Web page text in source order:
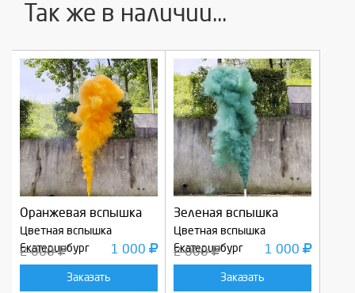
Так же в наличии...
Оранжевая вспышка
Цветная вспышка
Екатеринбург
2 000 1 000
Заказать
Зеленая вспышка
Цветная вспышка
Екатеринбург
2 000 1 000
Заказать